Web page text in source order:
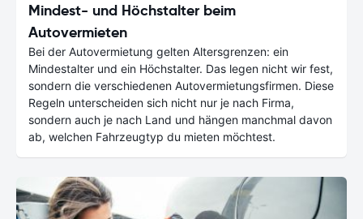
Mindest- und Höchstalter beim
Autovermieten
Bei der Autovermietung gelten Altersgrenzen: ein
Mindestalter und ein Höchstalter. Das legen nicht wir fest,
sondern die verschiedenen Autovermietungsfirmen. Diese
Regeln unterscheiden sich nicht nur je nach Firma,
sondern auch je nach Land und hängen manchmal davon
ab, welchen Fahrzeugtyp du mieten möchtest.